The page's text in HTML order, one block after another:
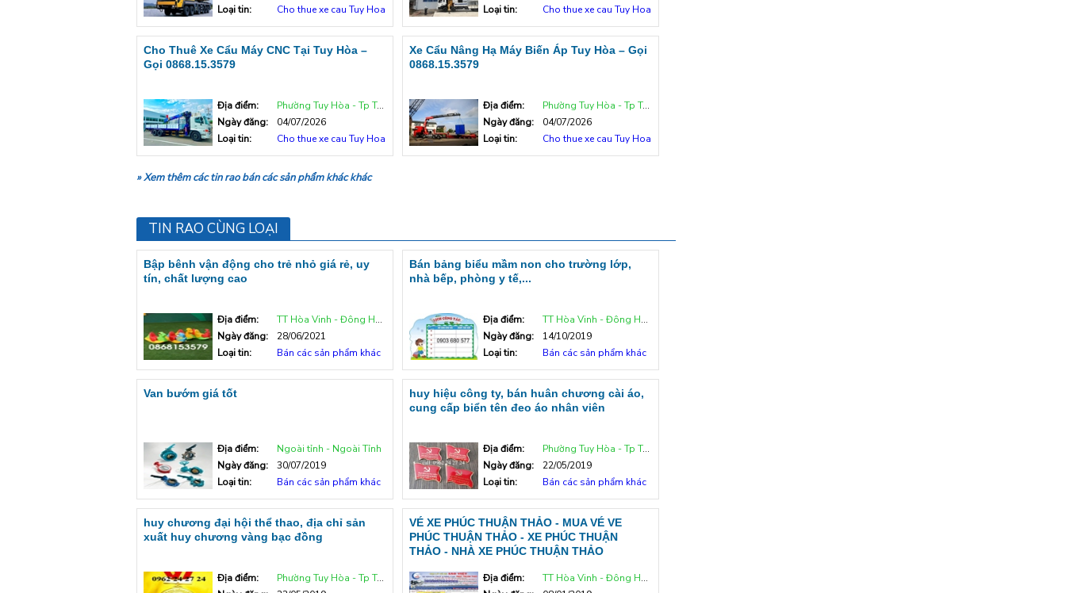
Loại tin:
Cho thue xe cau Tuy Hoa
Loại tin:
Cho thue xe cau Tuy Hoa
Cho Thuê Xe Cẩu Máy CNC Tại Tuy Hòa –
Gọi 0868.15.3579
Địa điểm:
Phường Tuy Hòa - Tp Tuy Hòa
Ngày đăng:
04/07/2026
Loại tin:
Cho thue xe cau Tuy Hoa
Xe Cẩu Nâng Hạ Máy Biến Áp Tuy Hòa – Gọi
0868.15.3579
Địa điểm:
Phường Tuy Hòa - Tp Tuy Hòa
Ngày đăng:
04/07/2026
Loại tin:
Cho thue xe cau Tuy Hoa
» Xem thêm các tin rao bán các sản phẩm khác khác
TIN RAO CÙNG LOẠI
Bập bênh vận động cho trẻ nhỏ giá rẻ, uy
tín, chất lượng cao
Địa điểm:
TT Hòa Vinh - Đông Hòa
Ngày đăng:
28/06/2021
Loại tin:
Bán các sản phẩm khác
Bán bảng biểu mầm non cho trường lớp,
nhà bếp, phòng y tế,...
Địa điểm:
TT Hòa Vinh - Đông Hòa
Ngày đăng:
14/10/2019
Loại tin:
Bán các sản phẩm khác
Van bướm giá tốt
Địa điểm:
Ngoài tỉnh - Ngoài Tỉnh
Ngày đăng:
30/07/2019
Loại tin:
Bán các sản phẩm khác
huy hiệu công ty, bán huân chương cài áo,
cung cấp biển tên đeo áo nhân viên
Địa điểm:
Phường Tuy Hòa - Tp Tuy Hòa
Ngày đăng:
22/05/2019
Loại tin:
Bán các sản phẩm khác
huy chương đại hội thể thao, địa chỉ sản
xuất huy chương vàng bạc đồng
Địa điểm:
Phường Tuy Hòa - Tp Tuy Hòa
VÉ XE PHÚC THUẬN THẢO - MUA VÉ VE
PHÚC THUẬN THẢO - XE PHÚC THUẬN
THẢO - NHÀ XE PHÚC THUẬN THẢO
Địa điểm:
TT Hòa Vinh - Đông Hòa